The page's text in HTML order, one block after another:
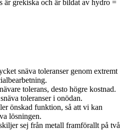
är grekiska och är bildat av hydro =
snäva toleranser genom extremt
tolerans, desto högre kostnad.
toleranser i onödan.
önskad funktion, så att vi kan
lösningen.
sej från metall framförallt på två